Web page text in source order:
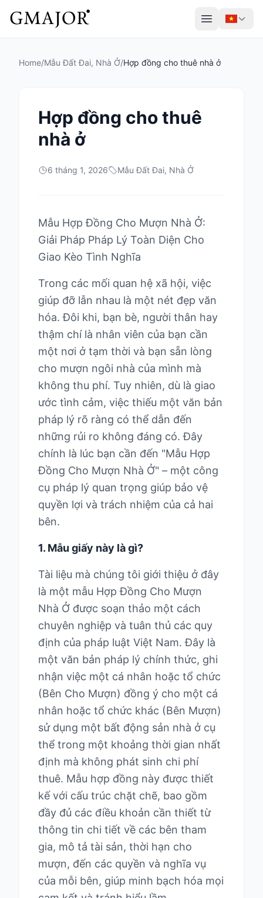
Home/Mẫu Đất Đai, Nhà Ở/Hợp đồng cho thuê nhà ở
Hợp đồng cho thuê
nhà ở
6 tháng 1, 2026 Mẫu Đất Đai, Nhà Ở
Mẫu Hợp Đồng Cho Mượn Nhà Ở:
Giải Pháp Pháp Lý Toàn Diện Cho
Giao Kèo Tình Nghĩa
Trong các mối quan hệ xã hội, việc
giúp đỡ lẫn nhau là một nét đẹp văn
hóa. Đôi khi, bạn bè, người thân hay
thậm chí là nhân viên của bạn cần
một nơi ở tạm thời và bạn sẵn lòng
cho mượn ngôi nhà của mình mà
không thu phí. Tuy nhiên, dù là giao
ước tình cảm, việc thiếu một văn bản
pháp lý rõ ràng có thể dẫn đến
những rủi ro không đáng có. Đây
chính là lúc bạn cần đến "Mẫu Hợp
Đồng Cho Mượn Nhà Ở" – một công
cụ pháp lý quan trọng giúp bảo vệ
quyền lợi và trách nhiệm của cả hai
bên.
1. Mẫu giấy này là gì?
Tài liệu mà chúng tôi giới thiệu ở đây
là một mẫu Hợp Đồng Cho Mượn
Nhà Ở được soạn thảo một cách
chuyên nghiệp và tuân thủ các quy
định của pháp luật Việt Nam. Đây là
một văn bản pháp lý chính thức, ghi
nhận việc một cá nhân hoặc tổ chức
(Bên Cho Mượn) đồng ý cho một cá
nhân hoặc tổ chức khác (Bên Mượn)
sử dụng một bất động sản nhà ở cụ
thể trong một khoảng thời gian nhất
định mà không phát sinh chi phí
thuê. Mẫu hợp đồng này được thiết
kế với cấu trúc chặt chẽ, bao gồm
đầy đủ các điều khoản cần thiết từ
thông tin chi tiết về các bên tham
gia, mô tả tài sản, thời hạn cho
mượn, đến các quyền và nghĩa vụ
của mỗi bên, giúp minh bạch hóa mọi